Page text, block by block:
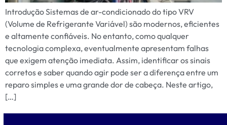
Introdução Sistemas de ar-condicionado do tipo VRV
(Volume de Refrigerante Variável) são modernos, eficientes
e altamente confiáveis. No entanto, como qualquer
tecnologia complexa, eventualmente apresentam falhas
que exigem atenção imediata. Assim, identificar os sinais
corretos e saber quando agir pode ser a diferença entre um
reparo simples e uma grande dor de cabeça. Neste artigo,
[…]